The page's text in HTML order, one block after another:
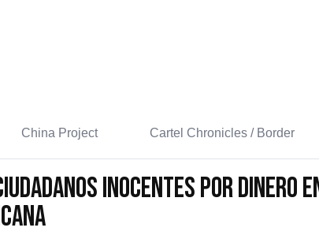
China Project Cartel Chronicles / Border
Inocentes Por Dinero